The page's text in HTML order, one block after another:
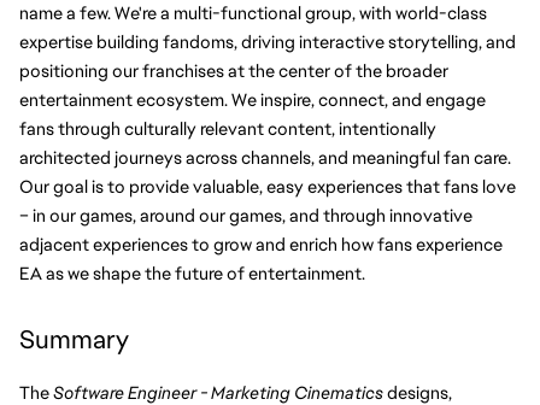
name a few. We're a multi-functional group, with world-class
expertise building fandoms, driving interactive storytelling, and
positioning our franchises at the center of the broader
entertainment ecosystem. We inspire, connect, and engage
fans through culturally relevant content, intentionally
architected journeys across channels, and meaningful fan care.
Our goal is to provide valuable, easy experiences that fans love
– in our games, around our games, and through innovative
adjacent experiences to grow and enrich how fans experience
EA as we shape the future of entertainment.
Summary
The Software Engineer - Marketing Cinematics designs,